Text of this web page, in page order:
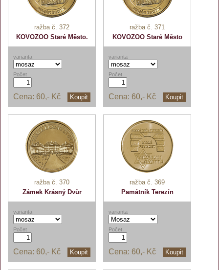
ražba č. 372
KOVOZOO Staré Město.
varianta
Počet
Koupit
Cena: 60,- Kč
ražba č. 371
KOVOZOO Staré Město
varianta
Počet
Koupit
Cena: 60,- Kč
ražba č. 370
Zámek Krásný Dvůr
varianta
Počet
Koupit
Cena: 60,- Kč
ražba č. 369
Památník Terezín
varianta
Počet
Koupit
Cena: 60,- Kč